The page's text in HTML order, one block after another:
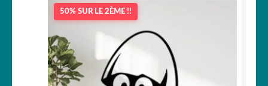
50% SUR LE 2ÈME !!